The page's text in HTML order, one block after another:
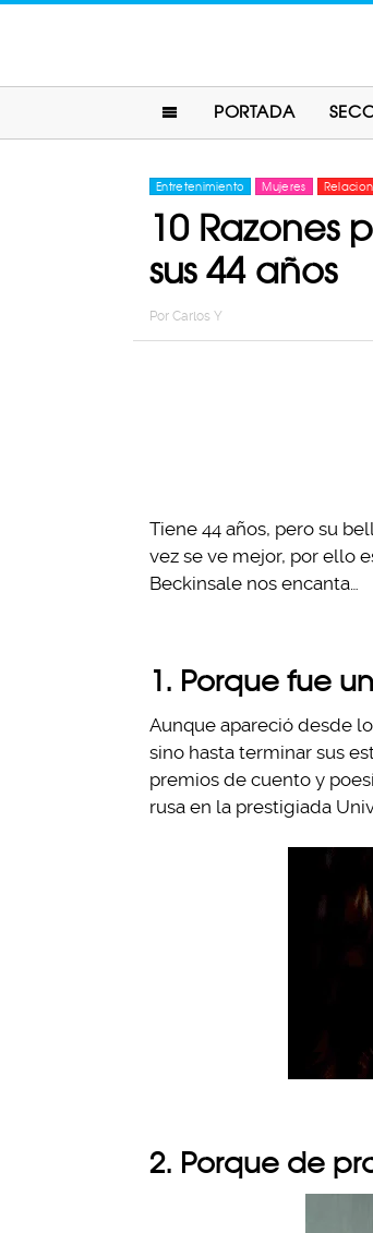
PORTADA
Entretenimiento Mujeres
10 Razones
sus 44 años
Por Carlos Y
Tiene 44 años, pero su
vez se ve mejor, por ello
Beckinsale nos encanta…
1. Porque fue
Aunque apareció desde
sino hasta terminar sus
premios de cuento y
rusa en la prestigiada
2. Porque de